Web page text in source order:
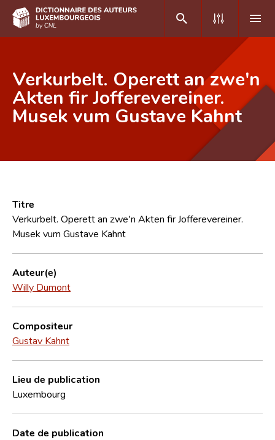
DE FR
Accueil
Recherche avancée
CNL
Équipe scientifique
Verkurbelt. Operett an zwe'n
Akten fir Jofferevereiner.
Musek vum Gustave Kahnt
Titre
Verkurbelt. Operett an zwe'n Akten fir Jofferevereiner.
Musek vum Gustave Kahnt
Auteur(e)
Willy Dumont
Compositeur
Gustav Kahnt
Lieu de publication
Luxembourg
Date de publication